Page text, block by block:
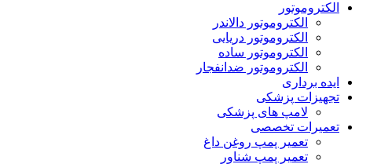
الکتروموتور
الکتروموتور دالاندر
الکتروموتور دریایی
الکتروموتور ساده
الکتروموتور ضدانفجار
ایده برداری
تجهیزات پزشکی
لامپ های پزشکی
تعمیرات تخصصی
تعمیر پمپ روغن داغ
تعمیر پمپ شناور